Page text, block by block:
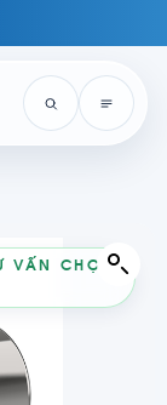
VẤN CHỌN